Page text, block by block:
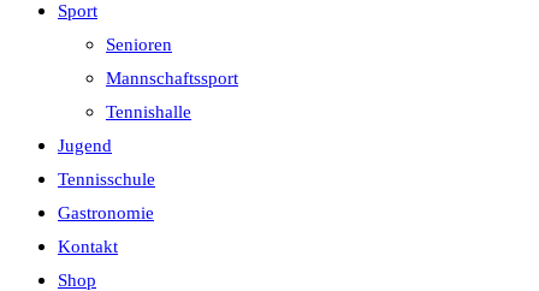
Sport
Senioren
Mannschaftssport
Tennishalle
Jugend
Tennisschule
Gastronomie
Kontakt
Shop